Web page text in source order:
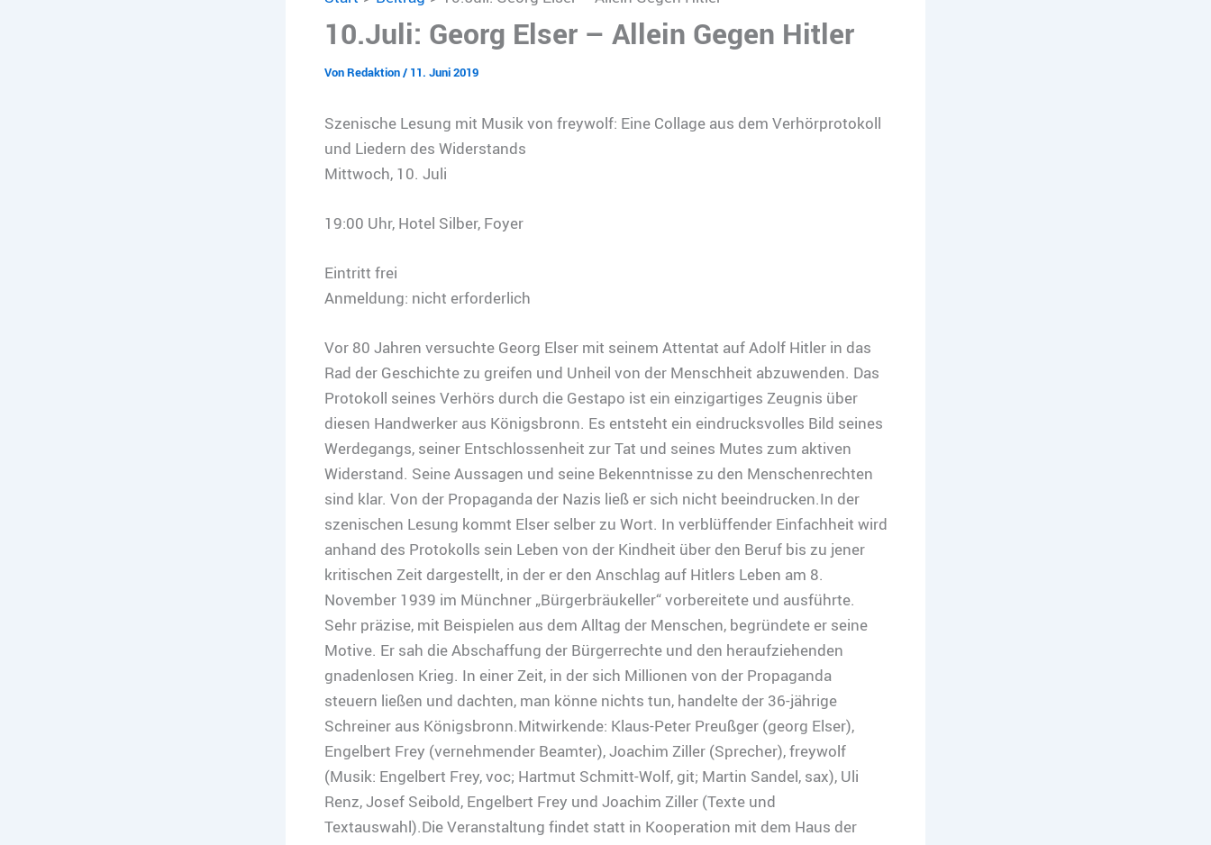
10.Juli: Georg Elser – Allein Gegen Hitler
VonRedaktion/ 11. Juni 2019
Szenische Lesung mit Musik von freywolf: Eine Collage aus dem Verhörprotokoll
und Liedern des Widerstands
Mittwoch, 10. Juli
19:00 Uhr, Hotel Silber, Foyer
Eintritt frei
Anmeldung: nicht erforderlich
Vor 80 Jahren versuchte Georg Elser mit seinem Attentat auf Adolf Hitler in das
Rad der Geschichte zu greifen und Unheil von der Menschheit abzuwenden. Das
Protokoll seines Verhörs durch die Gestapo ist ein einzigartiges Zeugnis über
diesen Handwerker aus Königsbronn. Es entsteht ein eindrucksvolles Bild seines
Werdegangs, seiner Entschlossenheit zur Tat und seines Mutes zum aktiven
Widerstand. Seine Aussagen und seine Bekenntnisse zu den Menschenrechten
sind klar. Von der Propaganda der Nazis ließ er sich nicht beeindrucken.In der
szenischen Lesung kommt Elser selber zu Wort. In verblüffender Einfachheit wird
anhand des Protokolls sein Leben von der Kindheit über den Beruf bis zu jener
kritischen Zeit dargestellt, in der er den Anschlag auf Hitlers Leben am 8.
November 1939 im Münchner „Bürgerbräukeller“ vorbereitete und ausführte.
Sehr präzise, mit Beispielen aus dem Alltag der Menschen, begründete er seine
Motive. Er sah die Abschaffung der Bürgerrechte und den heraufziehenden
gnadenlosen Krieg. In einer Zeit, in der sich Millionen von der Propaganda
steuern ließen und dachten, man könne nichts tun, handelte der 36-jährige
Schreiner aus Königsbronn.Mitwirkende: Klaus-Peter Preußger (georg Elser),
Engelbert Frey (vernehmender Beamter), Joachim Ziller (Sprecher), freywolf
(Musik: Engelbert Frey, voc; Hartmut Schmitt-Wolf, git; Martin Sandel, sax), Uli
Renz, Josef Seibold, Engelbert Frey und Joachim Ziller (Texte und
Textauswahl).Die Veranstaltung findet statt in Kooperation mit dem Haus der